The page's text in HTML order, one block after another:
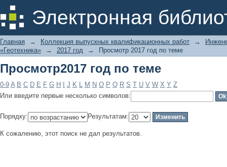
Электронная
Просмотр2017 год по теме
Главная → Коллекция выпускных квалификационных работ →
«Геотехника»
→ 2017 год → Просмотр 2017 год по теме
Просмотр2017 год по теме
0-9 A B C D E F G H J K L M N O P Q R S T U V W X Y Z
Или введите первые несколько символов:
Порядку: Результатам:
К сожалению, этот поиск не дал результатов.